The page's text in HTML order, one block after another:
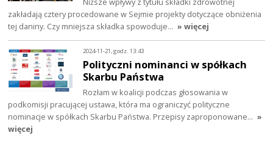
zakładają cztery procedowane w Sejmie projekty dotyczące obniżenia
tej daniny. Czy mniejsza składka spowoduje… » więcej
2024-11-21, godz. 13:43
Polityczni nominanci w spółkach
Skarbu Państwa
Rozłam w koalicji podczas głosowania w
podkomisji pracującej ustawa, która ma ograniczyć polityczne
nominacje w spółkach Skarbu Państwa. Przepisy zaproponowane… »
więcej